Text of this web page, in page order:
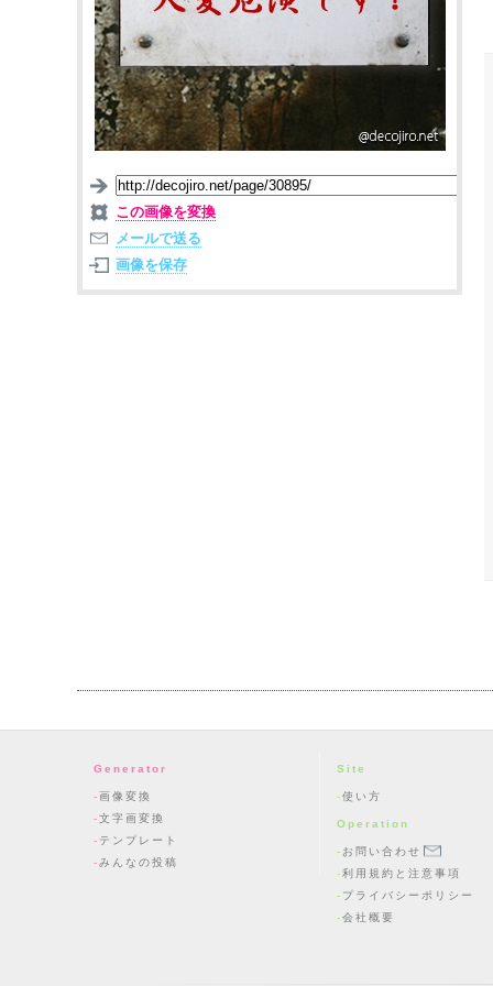
この画像を変換
メールで送る
画像を保存
Generator
画像変換
文字画変換
テンプレート
みんなの投稿
Site
使い方
Operation
お問い合わせ
利用規約と注意事項
プライバシーポリシー
会社概要